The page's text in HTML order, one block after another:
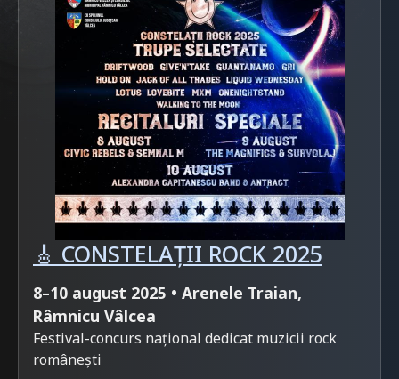
🎸 CONSTELAȚII ROCK 2025
8–10 august 2025 • Arenele Traian,
Râmnicu Vâlcea
Festival-concurs național dedicat muzicii rock
românești